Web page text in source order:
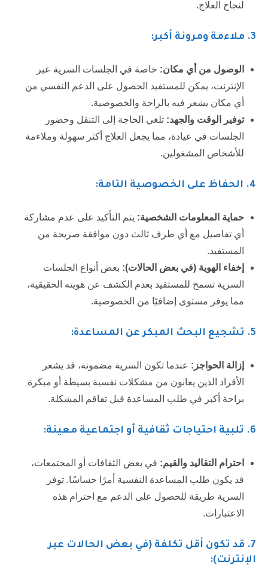
لنجاح العلاج.
3. ملاءمة ومرونة أكبر:
الوصول من أي مكان: خاصة في الجلسات السرية عبر
الإنترنت، يمكن للمستفيد الحصول على الدعم النفسي من
أي مكان يشعر فيه بالراحة والخصوصية.
توفير الوقت والجهد: تلغي الحاجة إلى التنقل وحضور
الجلسات في عيادة، مما يجعل العلاج أكثر سهولة وملاءمة
للأشخاص المشغولين.
4. الحفاظ على الخصوصية التامة:
حماية المعلومات الشخصية: يتم التأكيد على عدم مشاركة
أي تفاصيل مع أي طرف ثالث دون موافقة صريحة من
المستفيد.
إخفاء الهوية (في بعض الحالات): بعض أنواع الجلسات
السرية تسمح للمستفيد بعدم الكشف عن هويته الحقيقية،
مما يوفر مستوى إضافيًا من الخصوصية.
5. تشجيع البحث المبكر عن المساعدة:
إزالة الحواجز: عندما تكون السرية مضمونة، قد يشعر
الأفراد الذين يعانون من مشكلات نفسية بسيطة أو مبكرة
براحة أكبر في طلب المساعدة قبل تفاقم المشكلة.
6. تلبية احتياجات ثقافية أو اجتماعية معينة:
احترام التقاليد والقيم: في بعض الثقافات أو المجتمعات،
قد يكون طلب المساعدة النفسية أمرًا حساسًا. توفر
السرية طريقة للحصول على الدعم مع احترام هذه
الاعتبارات.
7.
قد تكون أقل تكلفة (في بعض الحالات عبر
الإنترنت):